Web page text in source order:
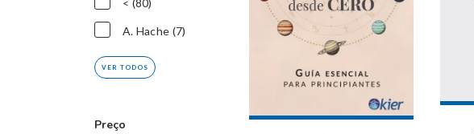
< (80)
A. Hache (7)
VER TODOS
Preço